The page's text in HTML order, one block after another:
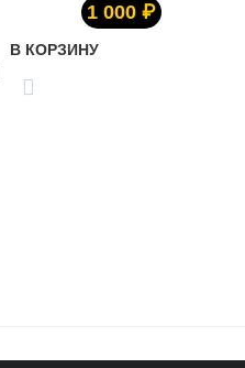
1 000 ₽
В КОРЗИНУ